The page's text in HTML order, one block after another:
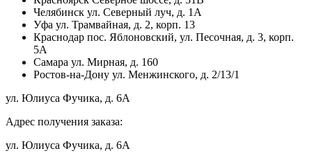
Челябинск ул. Северный луч, д. 1А
Уфа ул. Трамвайная, д. 2, корп. 13
Краснодар пос. Яблоновский, ул. Песочная, д. 3, корп.
5А
Самара ул. Мирная, д. 160
Ростов-на-Дону ул. Менжинского, д. 2/13/1
ул. Юлиуса Фучика, д. 6А
Адрес получения заказа:
ул. Юлиуса Фучика, д. 6А